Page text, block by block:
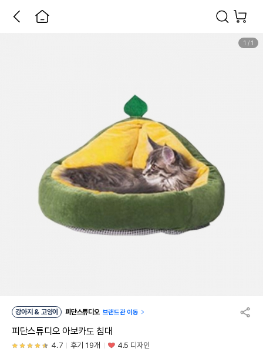
1 / 1
강아지 & 고양이 피단스튜디오 브랜드관 이동
피단스튜디오 아보카도 침대
4.7 후기 19개 4.5 디자인